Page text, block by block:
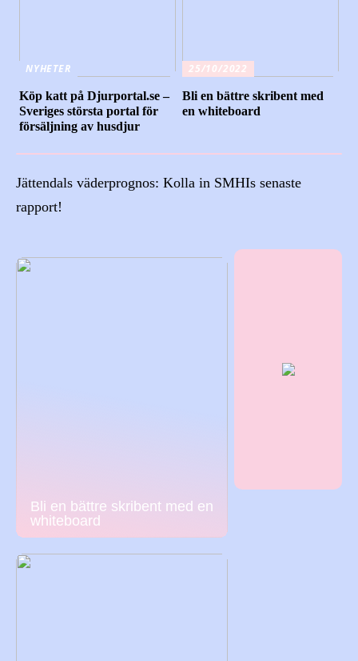
NYHETER
Köp katt på Djurportal.se –
Sveriges största portal för
försäljning av husdjur
25/10/2022
Bli en bättre skribent med
en whiteboard
Jättendals väderprognos: Kolla in SMHIs senaste
rapport!
Bli en bättre skribent med en
whiteboard